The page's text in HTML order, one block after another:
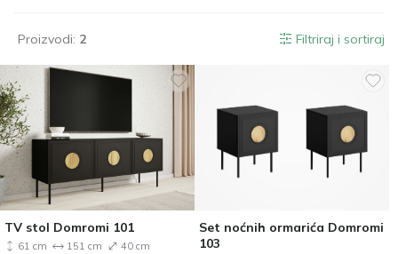
Proizvodi: 2 Filtriraj i sortiraj
TV stol Domromi 101
61 cm 151 cm 40 cm
Set noćnih ormarića Domromi
103